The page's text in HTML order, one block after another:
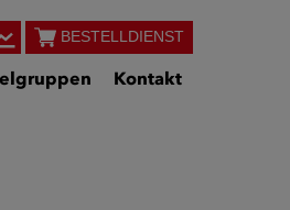
BESTELLDIENST
Kontakt